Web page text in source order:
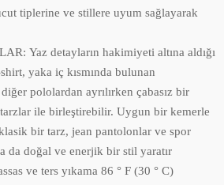
tiplerine ve stillere uyum sağlayarak
Yaz detayların hakimiyeti altına aldığı
yaka iç kısmında bulunan
pololardan ayrılırken çabasız bir
ile birleştirebilir. Uygun bir kemerle
bir tarz, jean pantolonlar ve spor
da doğal ve enerjik bir stil yaratır
ve ters yıkama 86 ° F (30 ° C)